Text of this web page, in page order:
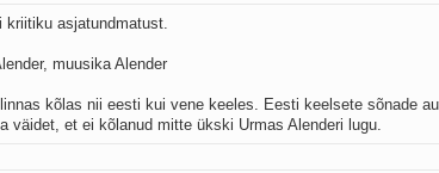
kriitiku asjatundmatust.
muusika Alender
kõlas nii eesti kui vene keeles. Eesti keelsete sõnade
väidet, et ei kõlanud mitte ükski Urmas Alenderi lugu.